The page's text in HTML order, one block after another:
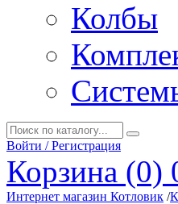
Колбы
Войти / Регистрация
Корзина (0)
Интернет магазин Котловик /